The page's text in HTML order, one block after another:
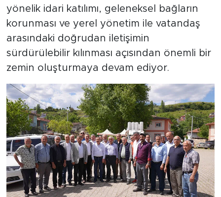
yönelik idari katılımı, geleneksel bağların
korunması ve yerel yönetim ile vatandaş
arasındaki doğrudan iletişimin
sürdürülebilir kılınması açısından önemli bir
zemin oluşturmaya devam ediyor.